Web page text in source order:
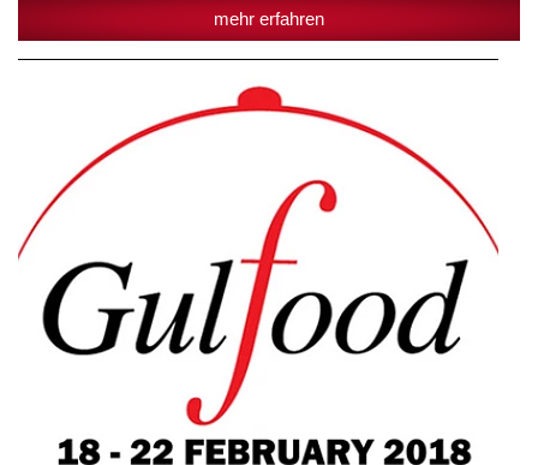
mehr erfahren
Dubai